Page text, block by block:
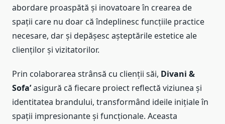
abordare proaspătă și inovatoare în crearea de
spații care nu doar că îndeplinesc funcțiile practice
necesare, dar și depășesc așteptările estetice ale
clienților și vizitatorilor.
Prin colaborarea strânsă cu clienții săi, Divani &
Sofa’asigură că fiecare proiect reflectă viziunea și
identitatea brandului, transformând ideile inițiale în
spații impresionante și funcționale. Aceasta